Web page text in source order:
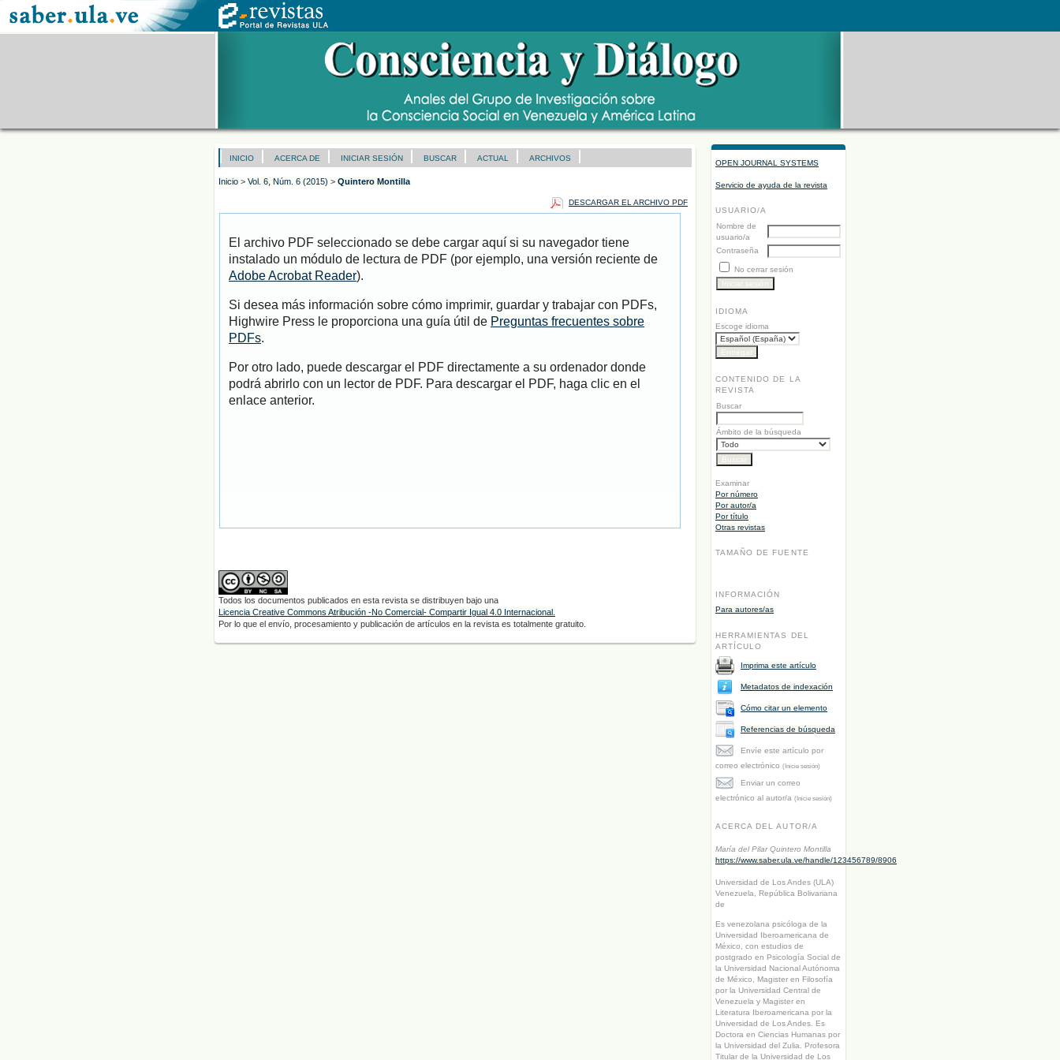
OPEN JOURNAL SYSTEMS
Servicio de ayuda de la revista
USUARIO/A
Nombre de
usuario/a
Contraseña
No cerrar sesión
IDIOMA
Escoge idioma
CONTENIDO DE LA
REVISTA
Buscar
Ámbito de la búsqueda
Examinar
Por número
Por autor/a
Por título
Otras revistas
TAMAÑO DE FUENTE
INFORMACIÓN
Para autores/as
HERRAMIENTAS DEL
ARTÍCULO
Imprima este artículo
Metadatos de indexación
Cómo citar un elemento
Referencias de búsqueda
Envíe este artículo por
correo electrónico (Inicie sesión)
Enviar un correo
electrónico al autor/a (Inicie sesión)
ACERCA DEL AUTOR/A
María del Pilar Quintero Montilla
https://www.saber.ula.ve/handle/123456789/8906
Universidad de Los Andes (ULA)
Venezuela, República Bolivariana
de
Es venezolana psicóloga de la
Universidad Iberoamericana de
México, con estudios de
postgrado en Psicología Social de
la Universidad Nacional Autónoma
de México, Magister en Filosofía
por la Universidad Central de
Venezuela y Magister en
Literatura Iberoamericana por la
Universidad de Los Andes. Es
Doctora en Ciencias Humanas por
la Universidad del Zulia. Profesora
Titular de la Universidad de Los
INICIO ACERCA DE INICIAR SESIÓN BUSCAR ACTUAL ARCHIVOS
Inicio > Vol. 6, Núm. 6 (2015) > Quintero Montilla
DESCARGAR EL ARCHIVO PDF
El archivo PDF seleccionado se debe cargar aquí si su navegador tiene
instalado un módulo de lectura de PDF (por ejemplo, una versión reciente de
Adobe Acrobat Reader).
Si desea más información sobre cómo imprimir, guardar y trabajar con PDFs,
Highwire Press le proporciona una guía útil de Preguntas frecuentes sobre
PDFs.
Por otro lado, puede descargar el PDF directamente a su ordenador donde
podrá abrirlo con un lector de PDF. Para descargar el PDF, haga clic en el
enlace anterior.
Todos los documentos publicados en esta revista se distribuyen bajo una
Licencia Creative Commons Atribución -No Comercial- Compartir Igual 4.0 Internacional.
Por lo que el envío, procesamiento y publicación de artículos en la revista es totalmente gratuito.